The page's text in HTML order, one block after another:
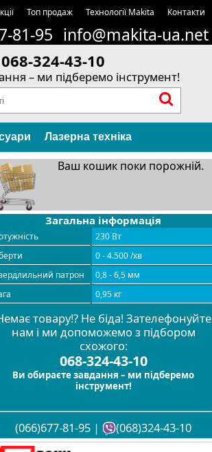
Топ продаж Технології Makita Контакти
81-95 info@makita-ua.net
068-324-43-10
– ми підберемо інструмент!
Лазерна техніка
Ваш кошик поки порожній.
Загальна інформація
230 Вт
0 - 4.500 /хв
патрон
0,8 - 6,5 мм
0,95 кг
товару!? Не біда! Зателефонуйте
нам і ми допоможемо з підбором
схожого:
068-324-43-10
Ви обираєте завдання – ми підберемо
інструмент!
(066)677-81-95 | (068)324-43-10